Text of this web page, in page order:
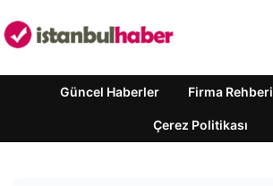
Güncel Haberler Firma Rehberi
Çerez Politikası